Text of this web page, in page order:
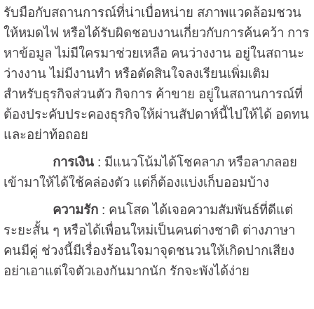
รับมือกับสถานการณ์ที่น่าเบื่อหน่าย สภาพแวดล้อมชวน
ให้หมดไฟ หรือได้รับผิดชอบงานเกี่ยวกับการค้นคว้า การ
หาข้อมูล ไม่มีใครมาช่วยเหลือ คนว่างงาน อยู่ในสถานะ
ว่างงาน ไม่มีงานทำ หรือตัดสินใจลงเรียนเพิ่มเติม
สำหรับธุรกิจส่วนตัว กิจการ ค้าขาย อยู่ในสถานการณ์ที่
ต้องประคับประคองธุรกิจให้ผ่านสัปดาห์นี้ไปให้ได้ อดทน
และอย่าท้อถอย
การเงิน: มีแนวโน้มได้โชคลาภ หรือลาภลอย
เข้ามาให้ได้ใช้คล่องตัว แต่ก็ต้องแบ่งเก็บออมบ้าง
ความรัก: คนโสด ได้เจอความสัมพันธ์ที่ดีแต่
ระยะสั้น ๆ หรือได้เพื่อนใหม่เป็นคนต่างชาติ ต่างภาษา
คนมีคู่ ช่วงนี้มีเรื่องร้อนใจมาจุดชนวนให้เกิดปากเสียง
อย่าเอาแต่ใจตัวเองกันมากนัก รักจะพังได้ง่าย